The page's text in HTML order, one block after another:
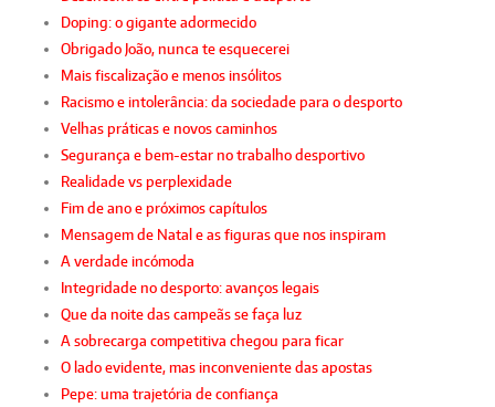
Doping: o gigante adormecido
Obrigado João, nunca te esquecerei
Mais fiscalização e menos insólitos
Racismo e intolerância: da sociedade para o desporto
Velhas práticas e novos caminhos
Segurança e bem-estar no trabalho desportivo
Realidade vs perplexidade
Fim de ano e próximos capítulos
Mensagem de Natal e as figuras que nos inspiram
A verdade incómoda
Integridade no desporto: avanços legais
Que da noite das campeãs se faça luz
A sobrecarga competitiva chegou para ficar
O lado evidente, mas inconveniente das apostas
Pepe: uma trajetória de confiança